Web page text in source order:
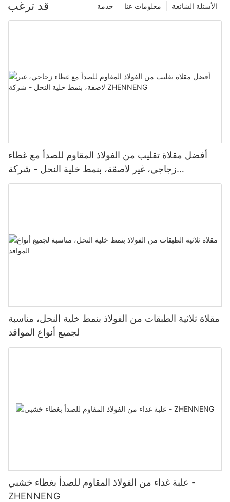
قد ترغب الأسئلة الشائعة معلومات عنا خدمة
أفضل مقلاة تقليب من الفولاذ المقاوم للصدأ مع غطاء
زجاجي، غير لاصقة، بنمط خلية النحل - شركة
ZHENNENG
مقلاة ثلاثية الطبقات من الفولاذ بنمط خلية النحل، مناسبة
لجميع أنواع المواقد
علبة غداء من الفولاذ المقاوم للصدأ بغطاء خشبي -
ZHENNENG